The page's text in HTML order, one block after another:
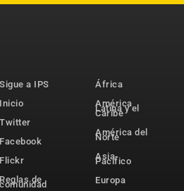
Sigue a IPS
Inicio
Twitter
Facebook
Flickr
Reglas de
comunidad
África
América
Latina y el
Caribe
América del
Norte
Asia-
Pacífico
Europa